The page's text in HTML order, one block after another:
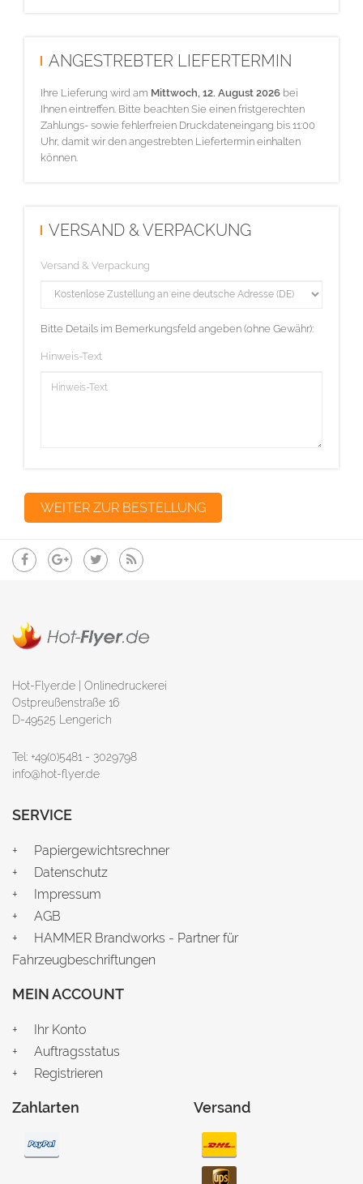
ANGESTREBTER LIEFERTERMIN
Ihre Lieferung wird am Mittwoch, 12. August 2026 bei
Ihnen eintreffen. Bitte beachten Sie einen fristgerechten
Zahlungs- sowie fehlerfreien Druckdateneingang bis 11:00
Uhr, damit wir den angestrebten Liefertermin einhalten
können.
VERSAND & VERPACKUNG
Versand & Verpackung
Bitte Details im Bemerkungsfeld angeben (ohne Gewähr):
Hinweis-Text
Hot-Flyer.de | Onlinedruckerei
Ostpreußenstraße 16
D-49525 Lengerich
Tel: +49(0)5481 - 3029798
info@hot-flyer.de
SERVICE
Papiergewichtsrechner
Datenschutz
Impressum
AGB
HAMMER Brandworks - Partner für
Fahrzeugbeschriftungen
MEIN ACCOUNT
Ihr Konto
Auftragsstatus
Registrieren
Zahlarten Versand